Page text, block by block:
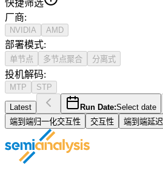
快捷筛选
厂商:
NVIDIA AMD
部署模式:
单节点 多节点聚合 分离式
投机解码:
MTP STP
Latest Run Date:Select date
端到端归一化交互性
交互性 端到端延迟